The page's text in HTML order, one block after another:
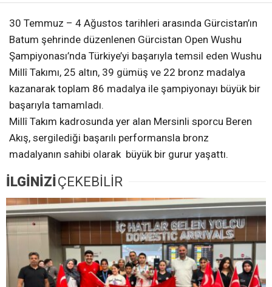
30 Temmuz – 4 Ağustos tarihleri arasında Gürcistan’ın
Batum şehrinde düzenlenen Gürcistan Open Wushu
Şampiyonası’nda Türkiye’yi başarıyla temsil eden Wushu
Millî Takımı, 25 altın, 39 gümüş ve 22 bronz madalya
kazanarak toplam 86 madalya ile şampiyonayı büyük bir
başarıyla tamamladı.
Millî Takım kadrosunda yer alan Mersinli sporcu Beren
Akış, sergilediği başarılı performansla bronz
madalyanın sahibi olarak büyük bir gurur yaşattı.
İLGİNİZİÇEKEBİLİR